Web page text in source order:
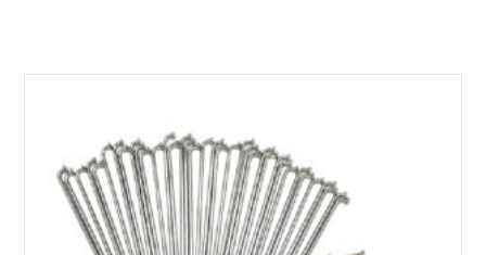
AGGIUNGI AL CARRELLO